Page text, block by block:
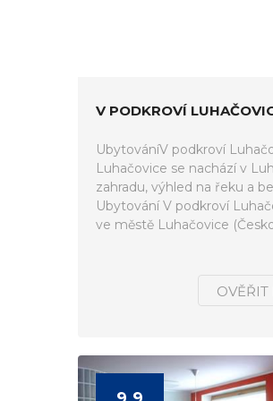
V PODKROVÍ
UbytováníV podkroví
Luhačovice se nachází v
zahradu, výhled na řeku a
Ubytování V podkroví
ve městě Luhačovice